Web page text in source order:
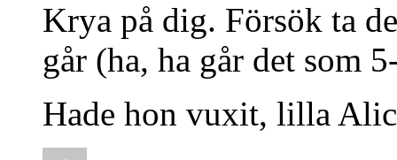
Krya på dig. Försök ta
går (ha, ha går det som
Hade hon vuxit, lilla